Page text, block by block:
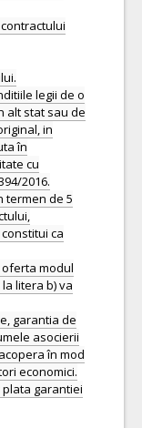
legii de o
alt stat sau de
in
în
cu
2016.
termen de 5
ca
modul
litera b) va
garantia de
asocierii
în mod
economici.
garantiei